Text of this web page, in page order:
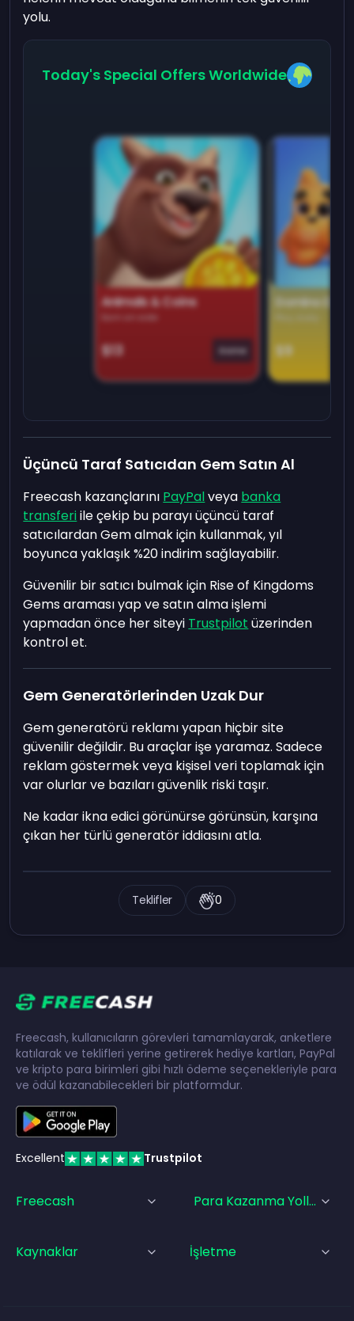
yolu.
Today's Special Offers Worldwide
Animals & Coins
$13 Game
Domino
$9
Üçüncü Taraf Satıcıdan Gem Satın Al
Freecash kazançlarını PayPalveya banka
transferiile çekip bu parayı üçüncü taraf
satıcılardan Gem almak için kullanmak, yıl
boyunca yaklaşık %20 indirim sağlayabilir.
Güvenilir bir satıcı bulmak için Rise of Kingdoms
Gems araması yap ve satın alma işlemi
yapmadan önce her siteyi Trustpilot üzerinden
kontrol et.
Gem Generatörlerinden Uzak Dur
Gem generatörü reklamı yapan hiçbir site
güvenilir değildir. Bu araçlar işe yaramaz. Sadece
reklam göstermek veya kişisel veri toplamak için
var olurlar ve bazıları güvenlik riski taşır.
Ne kadar ikna edici görünürse görünsün, karşına
çıkan her türlü generatör iddiasını atla.
Teklifler 0
Freecash, kullanıcıların görevleri tamamlayarak, anketlere
katılarak ve teklifleri yerine getirerek hediye kartları, PayPal
ve kripto para birimleri gibi hızlı ödeme seçenekleriyle para
ve ödül kazanabilecekleri bir platformdur.
Excellent Trustpilot
Freecash Para Kazanma Yolları
Kaynaklar İşletme